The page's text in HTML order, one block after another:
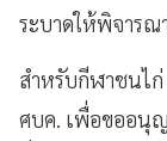
ระบาดให้พิจารณ
สำหรับกีฬาชนไก่
ศบค. เพื่อขออนุญ